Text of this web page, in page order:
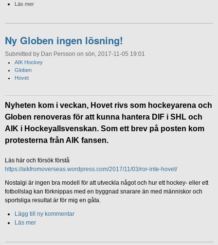
Läs mer
Ny Globen ingen lösning!
Submitted by Dan Persson on sön, 2017-11-05 19:01
AIK Hockey
Globen
Hovet
Nyheten kom i veckan, Hovet rivs som hockeyarena och
Globen renoveras för att kunna hantera DIF i SHL och
AIK i Hockeyallsvenskan. Som ett brev på posten kom
protesterna från AIK fansen.
Läs här och försök förstå
https://aikfromoverseas.wordpress.com/2017/11/03/ror-inte-hovet/
Nostalgi är ingen bra modell för att utveckla något och hur ett hockey- eller ett
fotbollslag kan förknippas med en byggnad snarare än med människor och
sportsliga resultat är för mig en gåta.
Lägg till ny kommentar
Läs mer